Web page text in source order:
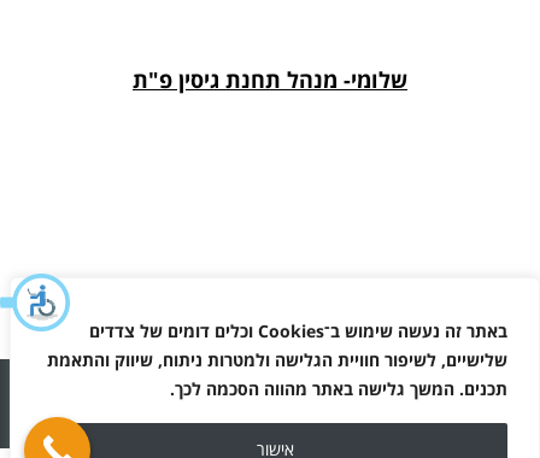
באתר זה נעשה שימוש ב־Cookies וכלים דומים של צדדים
שלישיים, לשיפור חוויית הגלישה ולמטרות ניתוח, שיווק והתאמת
תכנים. המשך גלישה באתר מהווה הסכמה לכך.
אישור
שלומי- מנהל תחנת גיסין פ"ת
כל הזכויות שמורות למיקה - תפעול תחנות דלק 2026 ©